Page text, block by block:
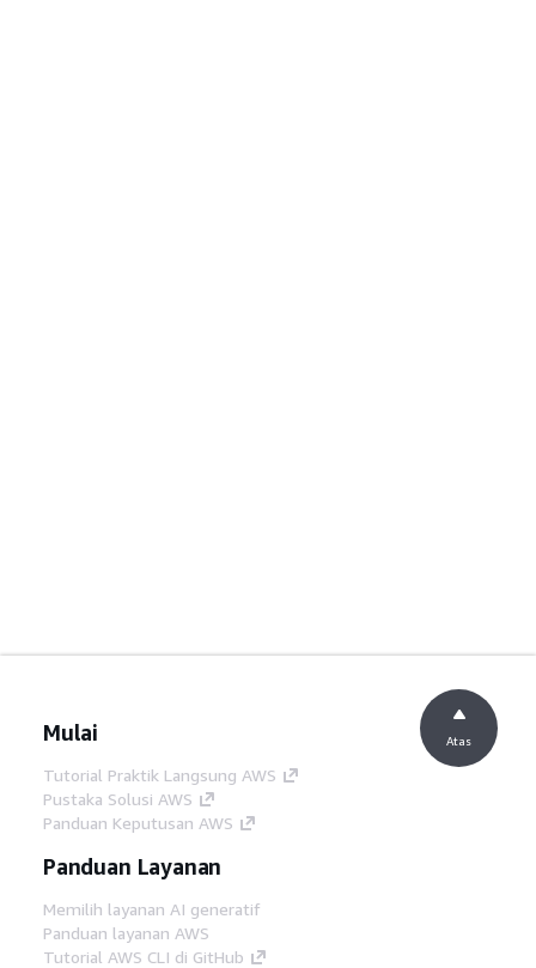
Mulai
Tutorial Praktik Langsung AWS
Pustaka Solusi AWS
Panduan Keputusan AWS
Panduan Layanan
Memilih layanan AI generatif
Panduan layanan AWS
Tutorial AWS CLI di GitHub
Atas